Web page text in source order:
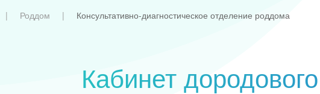
Роддом Консультативно-диагностическое отделение роддома
Кабинет дородового